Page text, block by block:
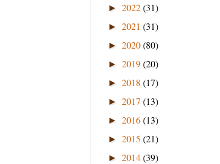
► 2022(31)
► 2021 (31)
► 2020(80)
► 2019(20)
► 2018 (17)
► 2017 (13)
► 2016(13)
► 2015 (21)
► 2014(39)